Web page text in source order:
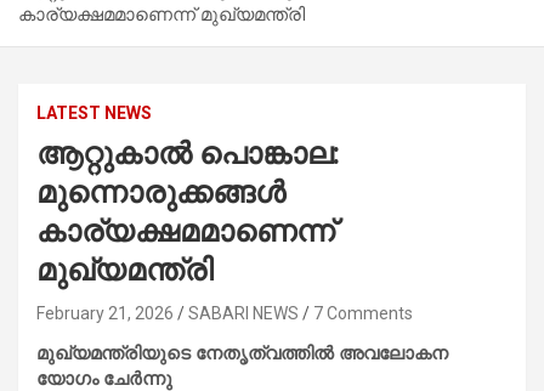
കാര്യക്ഷമമാണെന്ന് മുഖ്യമന്ത്രി
LATEST NEWS
ആറ്റുകാൽ പൊങ്കാല:
മുന്നൊരുക്കങ്ങൾ
കാര്യക്ഷമമാണെന്ന്
മുഖ്യമന്ത്രി
February 21, 2026 SABARI NEWS 7 Comments
മുഖ്യമന്ത്രിയുടെ നേതൃത്വത്തിൽ അവലോകന
യോഗം ചേർന്നു